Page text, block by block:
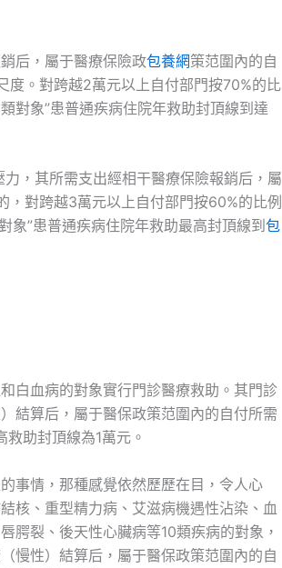
后，屬于醫療保險政包養網策范圍內的自
度。對跨越2萬元以上自付部門按70%的比
對象”患普通疾病住院年救助封頂線到達
力，其所需支出經相干醫療保險報銷后，屬
對跨越3萬元以上自付部門按60%的比例
象”患普通疾病住院年救助最高封頂線到 包
白血病的對象實行門診醫療救助。其門診
結算后，屬于醫保政策范圍內的自付所需
救助封頂線為1萬元。
事情，那種感覺依然歷歷在目，令人心
核、重型精力病、艾滋病機遇性沾染、血
腭裂、後天性心臟病等10類疾病的對象，
慢性）結算后，屬于醫保政策范圍內的自